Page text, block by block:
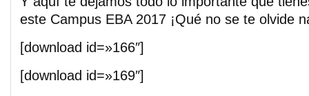
este Campus EBA 2017 ¡Qué no se te olvide
[download id=»166″]
[download id=»169″]